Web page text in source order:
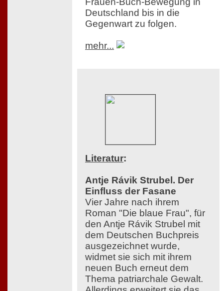
Deutschland bis in die
Gegenwart zu folgen.
mehr...
Literatur:
Antje Rávik Strubel. Der
Einfluss der Fasane
Vier Jahre nach ihrem
Roman "Die blaue Frau", für
den Antje Rávik Strubel mit
dem Deutschen Buchpreis
ausgezeichnet wurde,
widmet sie sich mit ihrem
neuen Buch erneut dem
Thema patriarchale Gewalt.